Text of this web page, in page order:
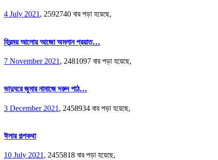
4 July 2021, 2592740 বার পড়া হয়েছে,
হিরন্ময় আলোয় আজো অম্লান প্রয়াত…
7 November 2021 , 2481097 বার পড়া হয়েছে,
ভাদুঘরে জুমার নামাজে দরুদ পাঠ…
3 December 2021 , 2458934 বার পড়া হয়েছে,
ঈলার গল্পকথা
10 July 2021 , 2455818 বার পড়া হয়েছে,